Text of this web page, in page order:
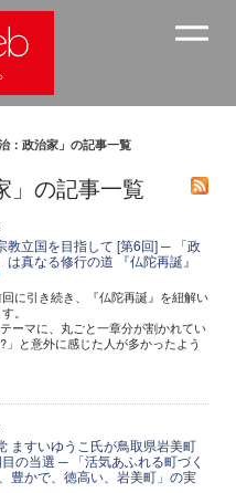
：政治家」の記事一覧
」の記事一覧
教立国を目指して [第6回] ─ 「政
は真なる修行の道 『仏陀再誕』
に引き続き、『仏陀再誕』を紐解い
。
ーマに、丸ごと一章分が割かれてい
と意外に感じた人が多かったよう
ますいゆうこ氏が鳥取県岩美町
の当選 ─ 「活気あふれる町づく
豊かで、徳高い、岩美町」の実